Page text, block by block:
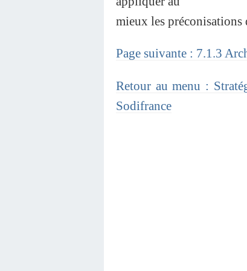
mieux les
Page suivante : 7.1.3
Retour au menu :
Sodifrance